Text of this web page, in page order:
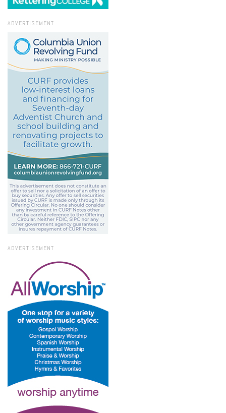
ADVERTISEMENT
ADVERTISEMENT